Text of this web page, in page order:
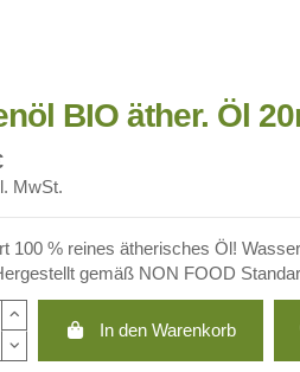
BIO äther. Öl
MwSt.
100 % reines ätherisches Öl!
gemäß NON FOOD
In den Warenkorb